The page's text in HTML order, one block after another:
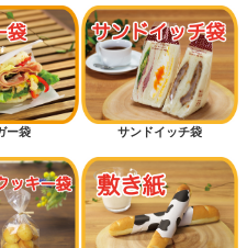
ー袋 サンドイッチ袋